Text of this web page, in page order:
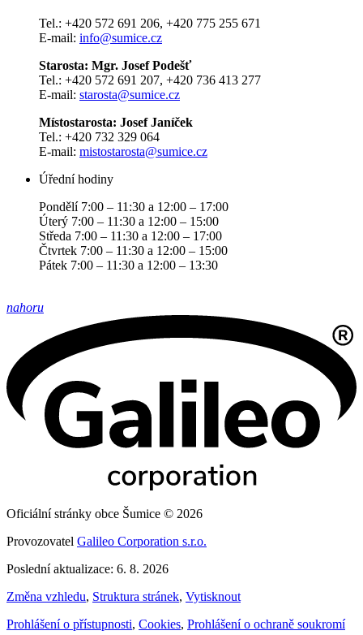
Tel.: +420 572 691 206, +420 775 255 671
E-mail: info@sumice.cz
Starosta: Mgr. Josef Podešť
Tel.: +420 572 691 207, +420 736 413 277
E-mail: starosta@sumice.cz
Místostarosta: Josef Janíček
Tel.: +420 732 329 064
E-mail: mistostarosta@sumice.cz
Úřední hodiny
Pondělí 7:00 – 11:30 a 12:00 – 17:00
Úterý 7:00 – 11:30 a 12:00 – 15:00
Středa 7:00 – 11:30 a 12:00 – 17:00
Čtvrtek 7:00 – 11:30 a 12:00 – 15:00
Pátek 7:00 – 11:30 a 12:00 – 13:30
nahoru
Oficiální stránky obce Šumice © 2026
Provozovatel Galileo Corporation s.r.o.
Poslední aktualizace: 6. 8. 2026
Změna vzhledu, Struktura stránek, Vytisknout
Prohlášení o přístupnosti, Cookies, Prohlášení o ochraně soukromí